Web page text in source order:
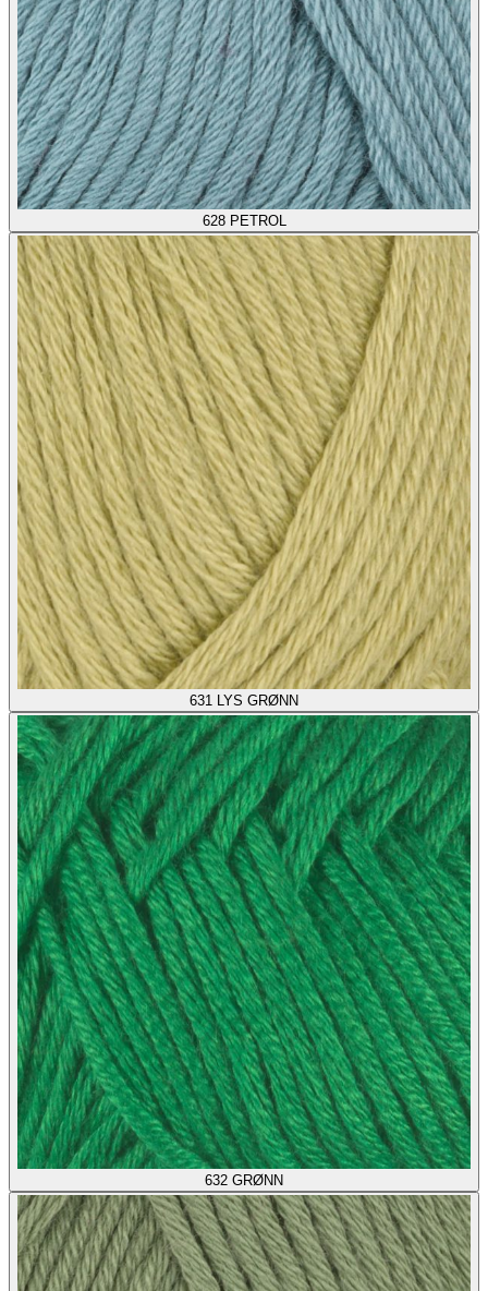
628 PETROL
631 LYS GRØNN
632 GRØNN